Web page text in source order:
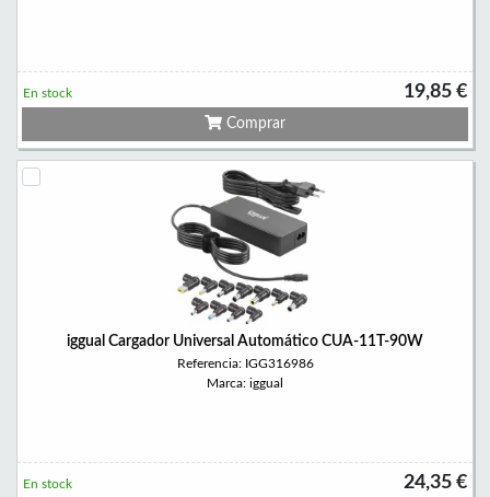
19,85 €
En stock
Comprar
iggual Cargador Universal Automático CUA-11T-90W
Referencia: IGG316986
Marca: iggual
24,35 €
En stock